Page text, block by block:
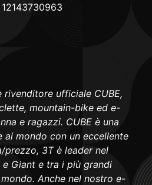
12143730963
rivenditore ufficiale CUBE,
mountain-bike ed e-
e ragazzi. CUBE è una
al mondo con un eccellente
3T è leader nel
Giant e tra i più grandi
Anche nel nostro e-